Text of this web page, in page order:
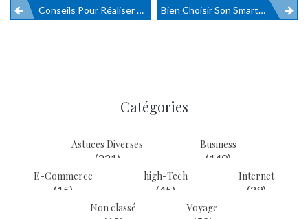
Navigation
Conseils Pour Réaliser Un Tour De Cou Efficace Et Convaincant Bien Choisir Son Smartphone Pliable
Catégories
Astuces Diverses
(221)
Business
(140)
E-Commerce
(15)
high-Tech
(45)
Internet
(29)
Non classé
Voyage